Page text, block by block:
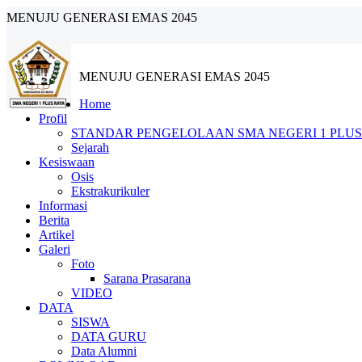
MENUJU GENERASI EMAS 2045
MENUJU GENERASI EMAS 2045
Home
Profil
STANDAR PENGELOLAAN SMA NEGERI 1
Sejarah
Kesiswaan
Osis
Ekstrakurikuler
Informasi
Berita
Artikel
Galeri
Foto
Sarana Prasarana
VIDEO
DATA
SISWA
DATA GURU
Data Alumni